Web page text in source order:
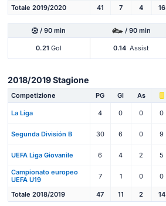
Totale 2019/2020 41 7 4 16
/ 90 min / 90 min
0.21 Gol 0.14 Assist
2018/2019 Stagione
Competizione PG Gl As
La Liga 4 0 0 0
Segunda División B 30 6 0 9
UEFA Liga Giovanile 6 4 2 5
Campionato europeo
UEFA U19
7 1 0 0
Totale 2018/2019 47 11 2 14